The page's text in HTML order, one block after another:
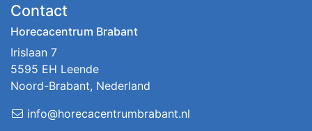
Contact
Horecacentrum Brabant
Irislaan 7
5595 EH Leende
Noord-Brabant, Nederland
info@horecacentrumbrabant.nl